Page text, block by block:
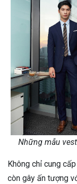
Những mẫu
Không chỉ cung
còn gây ấn tượng